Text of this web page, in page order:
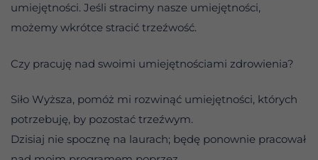
umiejętności. Jeśli stracimy nasze umiejętności,
możemy wkrótce stracić trzeźwość.
Czy pracuję nad swoimi umiejętnościami zdrowienia?
Siło Wyższa, pomóż mi rozwinąć umiejętności, których
potrzebuję, by pozostać trzeźwym.
Dzisiaj nie spocznę na laurach; będę ponownie pracował